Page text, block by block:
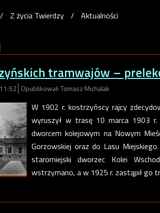
/ Z życia Twierdzy / Aktualności
tramwajów –
Opublikował: Tomasz Michalak
W 1902 r. kostrzyńscy rajcy
wyruszył w trasę 10 marca 1903 r.
dworcem kolejowym na Nowym
Gorzowskiej oraz do Lasu
staromiejski dworzec Kolei
wstrzymano, a w 1925 r. zastąpił go